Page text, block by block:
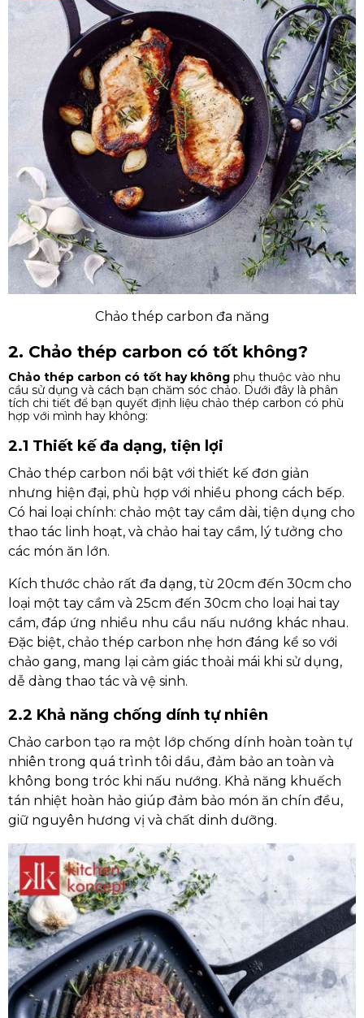
Chảo thép carbon đa năng
2. Chảo thép carbon có tốt không?
Chảo thép carbon có tốt hay không phụ thuộc vào nhu
cầu sử dụng và cách bạn chăm sóc chảo. Dưới đây là phân
tích chi tiết để bạn quyết định liệu chảo thép carbon có phù
hợp với mình hay không:
2.1 Thiết kế đa dạng, tiện lợi
Chảo thép carbon nổi bật với thiết kế đơn giản
nhưng hiện đại, phù hợp với nhiều phong cách bếp.
Có hai loại chính: chảo một tay cầm dài, tiện dụng cho
thao tác linh hoạt, và chảo hai tay cầm, lý tưởng cho
các món ăn lớn.
Kích thước chảo rất đa dạng, từ 20cm đến 30cm cho
loại một tay cầm và 25cm đến 30cm cho loại hai tay
cầm, đáp ứng nhiều nhu cầu nấu nướng khác nhau.
Đặc biệt, chảo thép carbon nhẹ hơn đáng kể so với
chảo gang, mang lại cảm giác thoải mái khi sử dụng,
dễ dàng thao tác và vệ sinh.
2.2 Khả năng chống dính tự nhiên
Chảo carbon tạo ra một lớp chống dính hoàn toàn tự
nhiên trong quá trình tôi dầu, đảm bảo an toàn và
không bong tróc khi nấu nướng. Khả năng khuếch
tán nhiệt hoàn hảo giúp đảm bảo món ăn chín đều,
giữ nguyên hương vị và chất dinh dưỡng.